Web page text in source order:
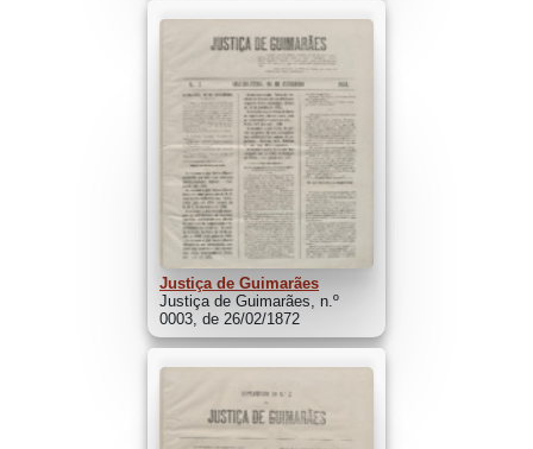
Justiça de Guimarães
Justiça de Guimarães, n.º
0003, de 26/02/1872